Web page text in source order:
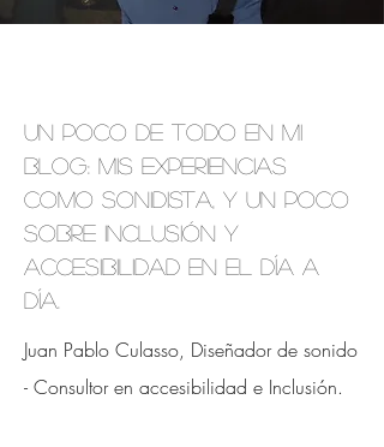
Un poco de todo en mi
blog: mis experiencias
como sonidista, y un poco
sobre inclusión y
accesibilidad en el día a
día.
Juan Pablo Culasso, Diseñador de sonido
- Consultor en accesibilidad e Inclusión.